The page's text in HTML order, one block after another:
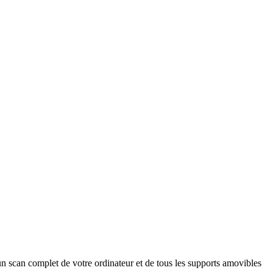
scan complet de votre ordinateur et de tous les supports amovibles